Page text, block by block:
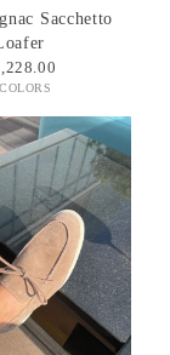
Sacchetto